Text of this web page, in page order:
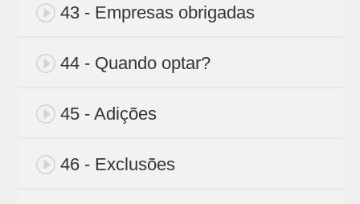
43 - Empresas obrigadas
44 - Quando optar?
45 - Adições
46 - Exclusões